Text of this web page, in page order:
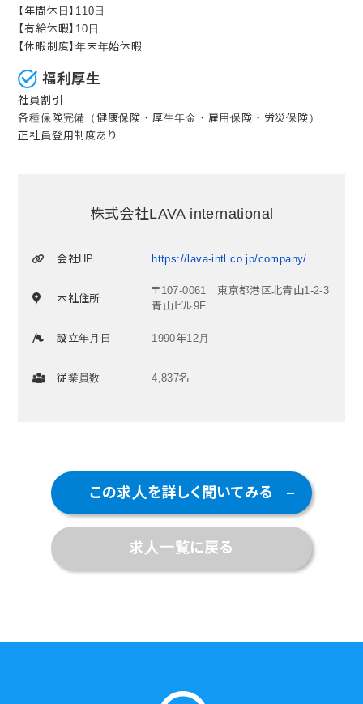
【年間休日】110日
【有給休暇】10日
【休暇制度】年末年始休暇
福利厚生
社員割引
各種保険完備（健康保険・厚生年金・雇用保険・労災保険）
正社員登用制度あり
株式会社LAVA international
会社HP https://lava-intl.co.jp/company/
本社住所
〒107-0061 東京都港区北青山1-2-3
青山ビル9F
設立年月日 1990年12月
従業員数 4,837名
求人一覧に戻る
この求人を詳しく聞いてみる